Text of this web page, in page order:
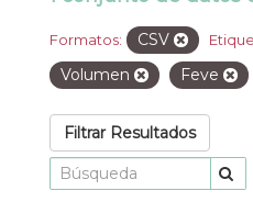
Formatos: CSV
Volumen
Feve
Filtrar Resultados